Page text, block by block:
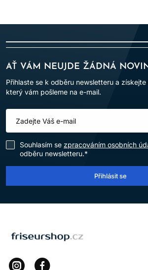
suchosti a výsledku.
MŮŽU NANÉST
KE
Pokud to výrobce povoluje a pokožce
JE UHLAZUJÍCÍ
Ano, pokud má přiměřenou texturu a
ČÍM SE LIŠÍ
Maska bývá intenzivnější nebo má delší
MUSÍ BÝT PRODUKT
Ne. Důležitější je, zda celá receptura
AŤ VÁM NEUJDE ŽÁDNÁ
Přihlaste se k odběru newsletteru a získejte
který vám pošleme na e-mail.
Souhlasím se zpracováním osobních
odběru newsletteru.*
Přihlásit se